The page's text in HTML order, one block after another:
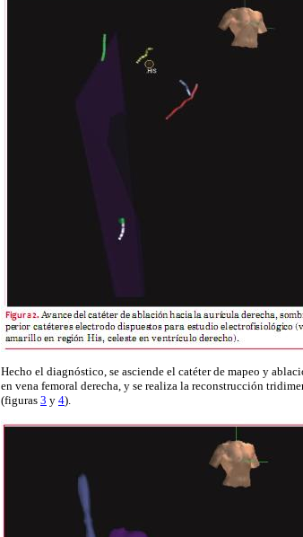
Hecho el diagnóstico, se asciende el catéter de mapeo y
en vena femoral derecha, y se realiza la reconstrucción
(figuras 3 y 4).